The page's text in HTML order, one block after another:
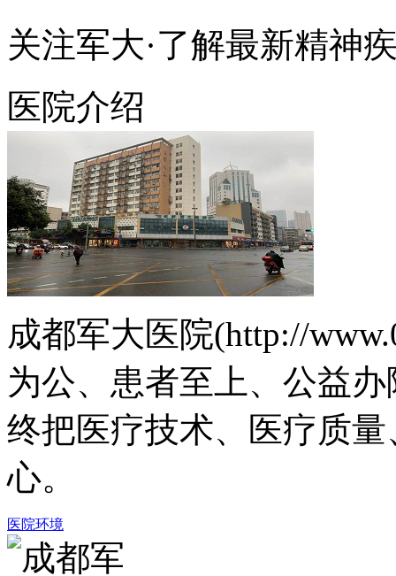
关注军大·了解最新精神
医院介绍
成都军大医院(http://
为公、患者至上、公益
终把医疗技术、医疗质
心。
医院环境